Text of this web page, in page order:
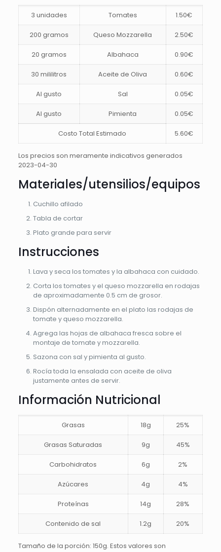
3 unidades Tomates 1.50€
200 gramos Queso Mozzarella 2.50€
20 gramos Albahaca 0.90€
30 mililitros Aceite de Oliva 0.60€
Al gusto Sal 0.05€
Al gusto Pimienta 0.05€
Costo Total Estimado 5.60€
Los precios son meramente indicativos generados
2023-04-30
Materiales/utensilios/equipos
Cuchillo afilado
Tabla de cortar
Plato grande para servir
Instrucciones
Lava y seca los tomates y la albahaca con cuidado.
Corta los tomates y el queso mozzarella en rodajas
de aproximadamente 0.5 cm de grosor.
Dispón alternadamente en el plato las rodajas de
tomate y queso mozzarella.
Agrega las hojas de albahaca fresca sobre el
montaje de tomate y mozzarella.
Sazona con sal y pimienta al gusto.
Rocía toda la ensalada con aceite de oliva
justamente antes de servir.
Información Nutricional
Grasas 18g 25%
Grasas Saturadas 9g 45%
Carbohidratos 6g 2%
Azúcares 4g 4%
Proteínas 14g 28%
Contenido de sal 1.2g 20%
Tamaño de la porción: 150g. Estos valores son